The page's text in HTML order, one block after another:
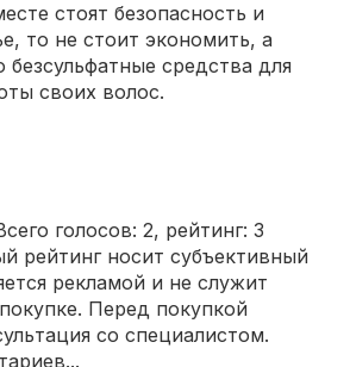
стоят безопасность и
то не стоит экономить, а
средства для
своих волос.
голосов: 2, рейтинг: 3
рейтинг носит субъективный
рекламой и не служит
Перед покупкой
со специалистом.